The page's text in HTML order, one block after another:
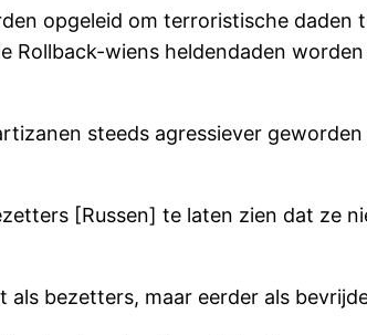
opgeleid om terroristische
Rollback-wiens heldendaden
steeds agressiever
[Russen] te laten zien dat ze
bezetters, maar eerder als